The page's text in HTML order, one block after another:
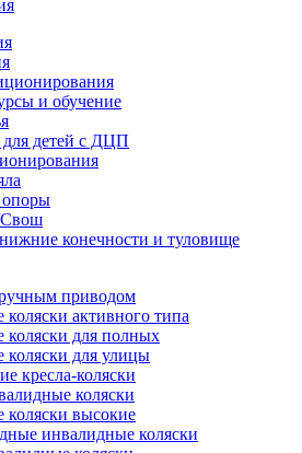
и обучение
детей с ДЦП
Свош
конечности и туловище
приводом
активного типа
для полных
для улицы
кресла-коляски
коляски
высокие
инвалидные коляски